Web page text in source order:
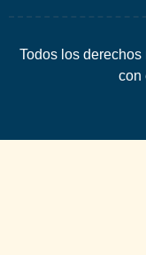
Todos los
con